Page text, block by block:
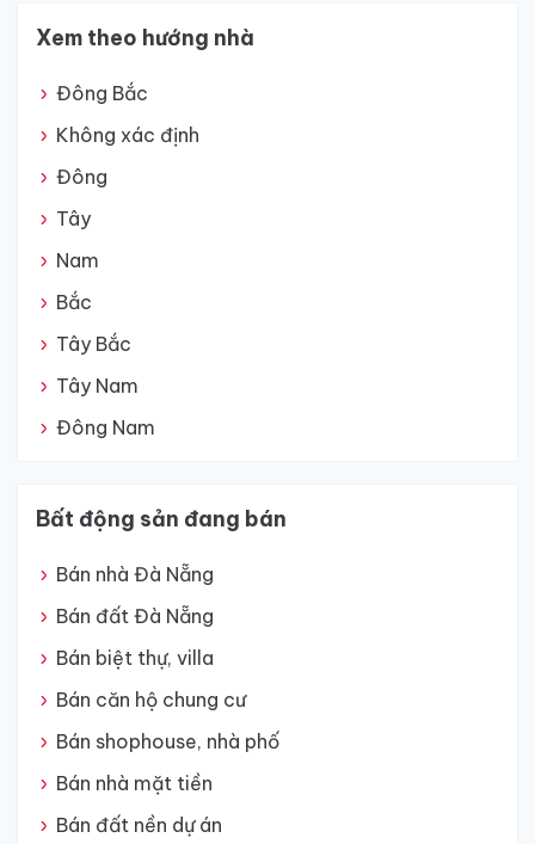
Xem theo hướng nhà
Đông Bắc
Không xác định
Đông
Tây
Nam
Bắc
Tây Bắc
Tây Nam
Đông Nam
Bất động sản đang bán
Bán nhà Đà Nẵng
Bán đất Đà Nẵng
Bán biệt thự, villa
Bán căn hộ chung cư
Bán shophouse, nhà phố
Bán nhà mặt tiền
Bán đất nền dự án